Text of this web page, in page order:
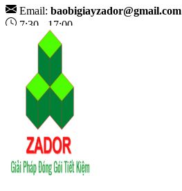
Email: baobigiayzador@gmail.com
7:30 - 17:00